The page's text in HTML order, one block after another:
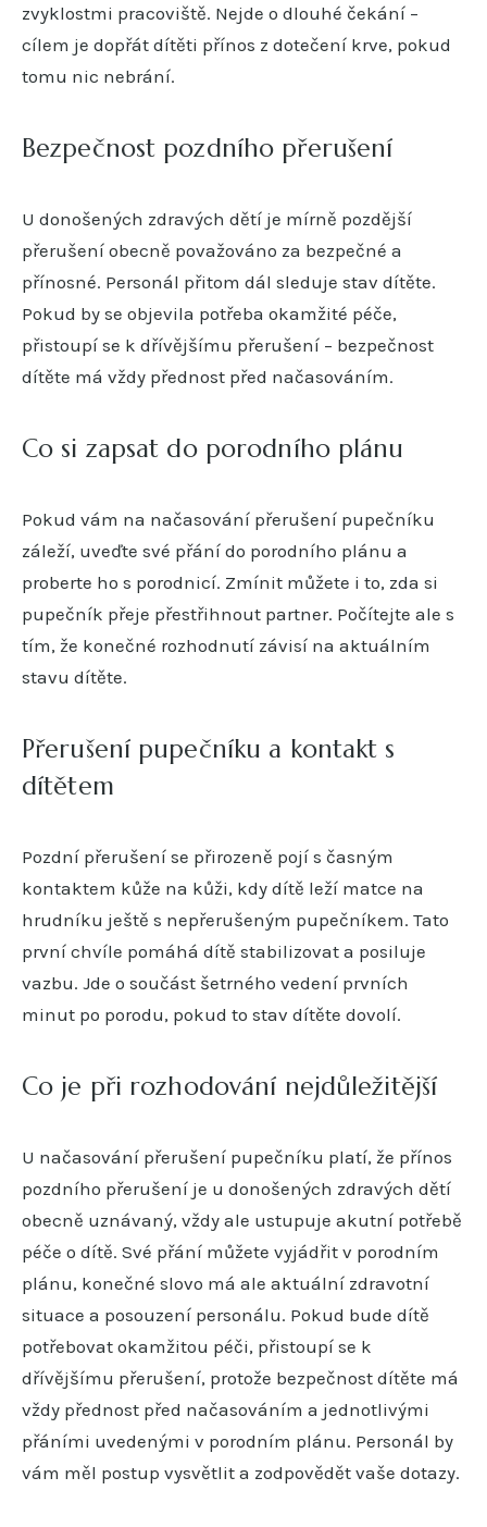
zvyklostmi pracoviště. Nejde o dlouhé čekání –
cílem je dopřát dítěti přínos z dotečení krve, pokud
tomu nic nebrání.
Bezpečnost pozdního přerušení
U donošených zdravých dětí je mírně pozdější
přerušení obecně považováno za bezpečné a
přínosné. Personál přitom dál sleduje stav dítěte.
Pokud by se objevila potřeba okamžité péče,
přistoupí se k dřívějšímu přerušení – bezpečnost
dítěte má vždy přednost před načasováním.
Co si zapsat do porodního plánu
Pokud vám na načasování přerušení pupečníku
záleží, uveďte své přání do porodního plánu a
proberte ho s porodnicí. Zmínit můžete i to, zda si
pupečník přeje přestřihnout partner. Počítejte ale s
tím, že konečné rozhodnutí závisí na aktuálním
stavu dítěte.
Přerušení pupečníku a kontakt s
dítětem
Pozdní přerušení se přirozeně pojí s časným
kontaktem kůže na kůži, kdy dítě leží matce na
hrudníku ještě s nepřerušeným pupečníkem. Tato
první chvíle pomáhá dítě stabilizovat a posiluje
vazbu. Jde o součást šetrného vedení prvních
minut po porodu, pokud to stav dítěte dovolí.
Co je při rozhodování nejdůležitější
U načasování přerušení pupečníku platí, že přínos
pozdního přerušení je u donošených zdravých dětí
obecně uznávaný, vždy ale ustupuje akutní potřebě
péče o dítě. Své přání můžete vyjádřit v porodním
plánu, konečné slovo má ale aktuální zdravotní
situace a posouzení personálu. Pokud bude dítě
potřebovat okamžitou péči, přistoupí se k
dřívějšímu přerušení, protože bezpečnost dítěte má
vždy přednost před načasováním a jednotlivými
přáními uvedenými v porodním plánu. Personál by
vám měl postup vysvětlit a zodpovědět vaše dotazy.